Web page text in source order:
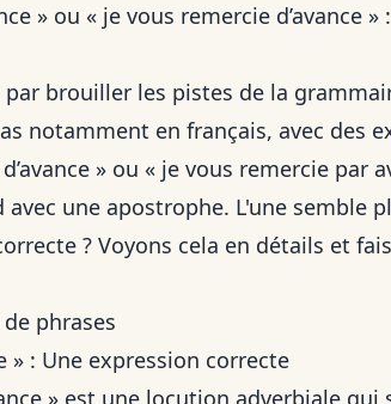
» ou « je vous remercie d’avance
brouiller les pistes de la
notamment en français, avec des
» ou « je vous remercie par
avec une apostrophe. L'une semble
? Voyons cela en détails et
phrases
» : Une expression correcte
» est une locution adverbiale qui